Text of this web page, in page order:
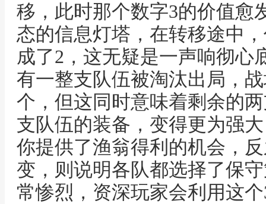
移，此时那个数字3的价值愈
态的信息灯塔，在转移途中
成了2，这无疑是一声响彻心
有一整支队伍被淘汰出局，
个，但这同时意味着剩余的
支队伍的装备，变得更为强
你提供了渔翁得利的机会，
变，则说明各队都选择了保
常惨烈，资深玩家会利用这